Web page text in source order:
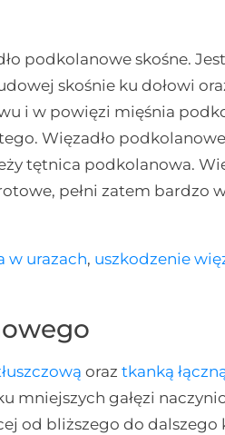
podkolanowe skośne.
skośnie ku dołowi
i w powięzi mięśnia
Więzadło
tętnica podkolanowa.
pełni zatem bardzo
w urazach, uszkodzenie
oraztkanką
mniejszych gałęzi
od bliższego do dalszego